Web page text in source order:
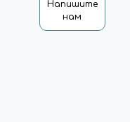
Напишите
нам